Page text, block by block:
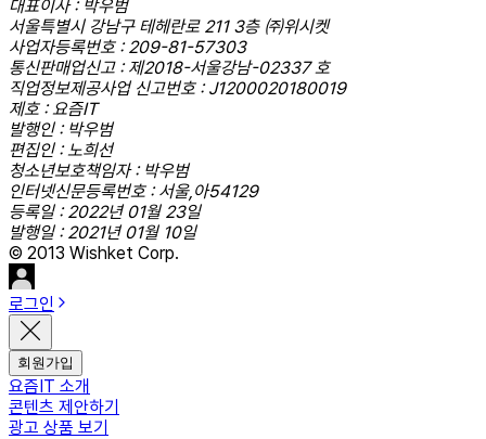
대표이사 : 박우범
서울특별시 강남구 테헤란로 211 3층 ㈜위시켓
사업자등록번호 : 209-81-57303
통신판매업신고 : 제2018-서울강남-02337 호
직업정보제공사업 신고번호 : J1200020180019
제호 : 요즘IT
발행인 : 박우범
편집인 : 노희선
청소년보호책임자 : 박우범
인터넷신문등록번호 : 서울,아54129
등록일 : 2022년 01월 23일
발행일 : 2021년 01월 10일
© 2013 Wishket Corp.
로그인
회원가입
요즘IT 소개
콘텐츠 제안하기
광고 상품 보기